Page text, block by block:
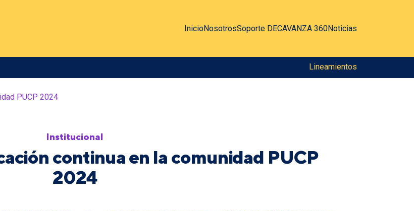
InicioNosotrosSoporte DECAVANZA 360Noticias
Lineamientos
PUCP 2024
Institucional
continua en la comunidad PUCP
2024